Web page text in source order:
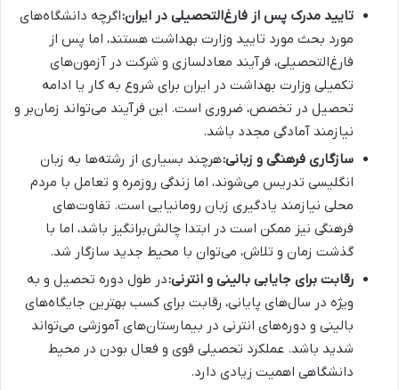
تایید مدرک پس از فارغ‌التحصیلی در ایران:اگرچه دانشگاه‌های
مورد بحث مورد تایید وزارت بهداشت هستند، اما پس از
فارغ‌التحصیلی، فرآیند معادلسازی و شرکت در آزمون‌های
تکمیلی وزارت بهداشت در ایران برای شروع به کار یا ادامه
تحصیل در تخصص، ضروری است. این فرآیند می‌تواند زمان‌بر و
نیازمند آمادگی مجدد باشد.
سازگاری فرهنگی و زبانی:هرچند بسیاری از رشته‌ها به زبان
انگلیسی تدریس می‌شوند، اما زندگی روزمره و تعامل با مردم
محلی نیازمند یادگیری زبان رومانیایی است. تفاوت‌های
فرهنگی نیز ممکن است در ابتدا چالش‌برانگیز باشد، اما با
گذشت زمان و تلاش، می‌توان با محیط جدید سازگار شد.
رقابت برای جایابی بالینی و انترنی:در طول دوره تحصیل و به
ویژه در سال‌های پایانی، رقابت برای کسب بهترین جایگاه‌های
بالینی و دوره‌های انترنی در بیمارستان‌های آموزشی می‌تواند
شدید باشد. عملکرد تحصیلی قوی و فعال بودن در محیط
دانشگاهی اهمیت زیادی دارد.